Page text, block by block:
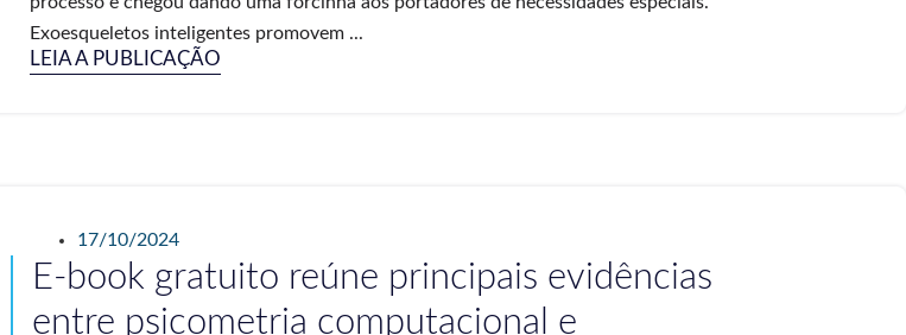
Exoesqueletos inteligentes promovem ...
LEIA A PUBLICAÇÃO
17/10/2024
E-book gratuito reúne principais evidências
entre psicometria computacional e